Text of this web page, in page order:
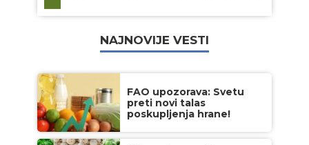
NAJNOVIJE VESTI
FAO upozorava: Svetu
preti novi talas
poskupljenja hrane!